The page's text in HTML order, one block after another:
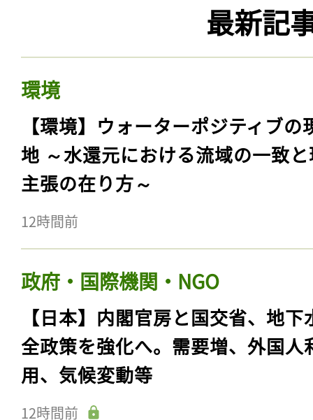
最新記
環境
【環境】ウォーターポジティブの
地 ～水還元における流域の一致
主張の在り方～
12時間前
政府・国際機関・NGO
【日本】内閣官房と国交省、地下
全政策を強化へ。需要増、外国人
用、気候変動等
12時間前